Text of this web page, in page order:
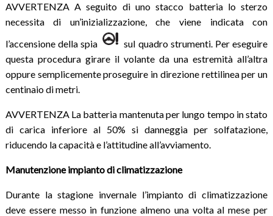
AVVERTENZA A seguito di uno stacco batteria lo sterzo
necessita di un’inizializzazione, che viene indicata con
l’accensione della spia
sul quadro strumenti. Per eseguire
questa procedura girare il volante da una estremità all’altra
oppure semplicemente proseguire in direzione rettilinea per un
centinaio di metri.
AVVERTENZA La batteria mantenuta per lungo tempo in stato
di carica inferiore al 50% si danneggia per solfatazione,
riducendo la capacità e l’attitudine all’avviamento.
Manutenzione impianto di climatizzazione
Durante la stagione invernale l’impianto di climatizzazione
deve essere messo in funzione almeno una volta al mese per